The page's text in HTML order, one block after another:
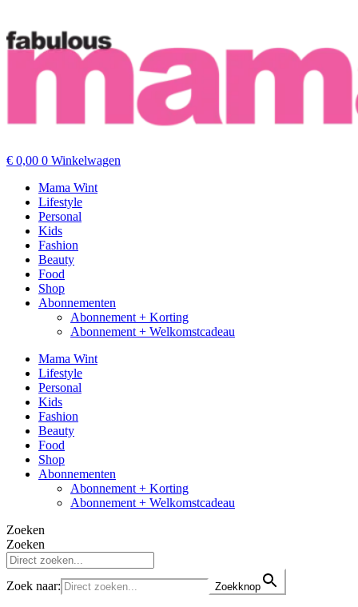
€ 0,00 0 Winkelwagen
Mama Wint
Lifestyle
Personal
Kids
Fashion
Beauty
Food
Shop
Abonnementen
Abonnement + Korting
Abonnement + Welkomstcadeau
Mama Wint
Lifestyle
Personal
Kids
Fashion
Beauty
Food
Shop
Abonnementen
Abonnement + Korting
Abonnement + Welkomstcadeau
Zoeken
Zoeken
Zoek naar: Zoekknop